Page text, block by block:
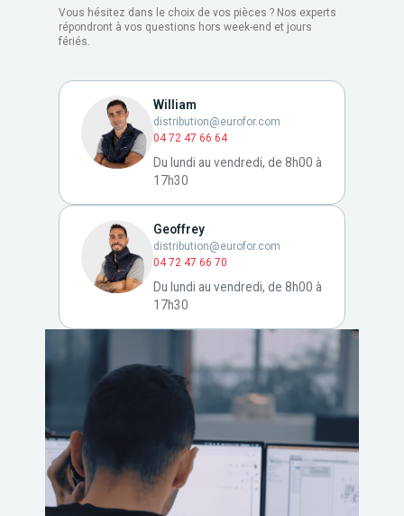
Vous hésitez dans le choix de vos pièces ? Nos experts
répondront à vos questions hors week-end et jours
fériés.
William
distribution@eurofor.com
04 72 47 66 64
Du lundi au vendredi, de 8h00 à
17h30
Geoffrey
distribution@eurofor.com
04 72 47 66 70
Du lundi au vendredi, de 8h00 à
17h30